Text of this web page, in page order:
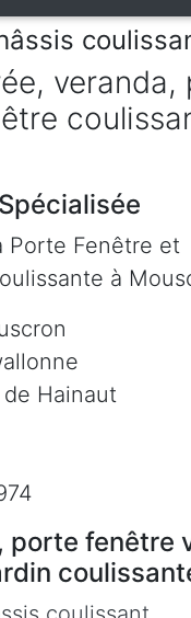
veranda,
Porte Fenêtre et
à
Hainaut
porte fenêtre